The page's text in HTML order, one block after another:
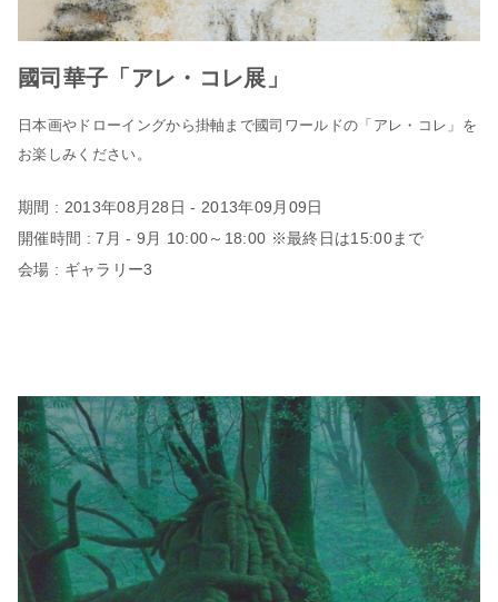
國司華子「アレ・コレ展」
日本画やドローイングから掛軸まで國司ワールドの「アレ・コレ」を
お楽しみください。
期間 : 2013年08月28日 - 2013年09月09日
開催時間 : 7月 - 9月 10:00～18:00 ※最終日は15:00まで
会場 : ギャラリー3